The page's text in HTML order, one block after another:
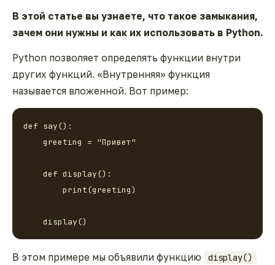
В этой статье вы узнаете, что такое замыкания,
зачем они нужны и как их использовать в Python.
Python позволяет определять функции внутри
других функций. «Внутренняя» функция
называется вложенной. Вот пример:
def say():
    greeting = "Привет"
    def display():
        print(greeting)
    display()
В этом примере мы объявили функцию
display()